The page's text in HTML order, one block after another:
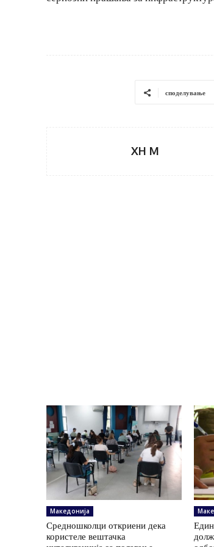
споделување
XH M
Македонија
Средношколци откриени дека
користеле вештачка